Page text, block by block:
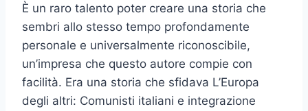
È un raro talento poter creare una storia che
sembri allo stesso tempo profondamente
personale e universalmente riconoscibile,
un’impresa che questo autore compie con
facilità. Era una storia che sfidava L’Europa
degli altri: Comunisti italiani e integrazione